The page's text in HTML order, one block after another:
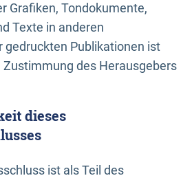
Grafiken, Tondokumente,
Texte in anderen
gedruckten Publikationen ist
des Herausgebers
dieses
ist als Teil des